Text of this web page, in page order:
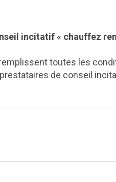
incitatif « chauffez
toutes les
de conseil